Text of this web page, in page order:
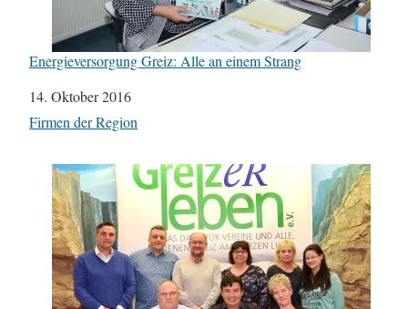
Energieversorgung Greiz: Alle an einem Strang
Datum
14. Oktober 2016
In Bezug auf
Firmen der Region